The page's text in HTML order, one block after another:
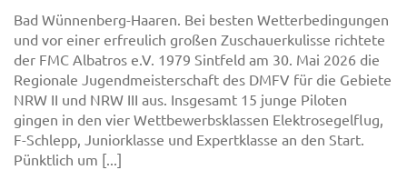
Bad Wünnenberg-Haaren. Bei besten Wetterbedingungen
und vor einer erfreulich großen Zuschauerkulisse richtete
der FMC Albatros e.V. 1979 Sintfeld am 30. Mai 2026 die
Regionale Jugendmeisterschaft des DMFV für die Gebiete
NRW II und NRW III aus. Insgesamt 15 junge Piloten
gingen in den vier Wettbewerbsklassen Elektrosegelflug,
F-Schlepp, Juniorklasse und Expertklasse an den Start.
Pünktlich um [...]